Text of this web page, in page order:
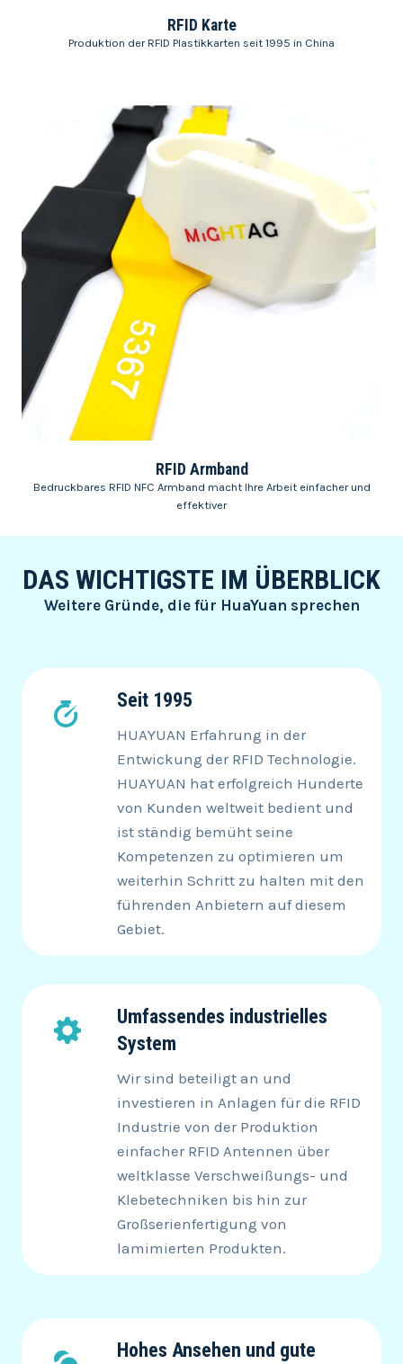
RFID Karte
Produktion der RFID Plastikkarten seit 1995 in China
RFID Armband
Bedruckbares RFID NFC Armband macht Ihre Arbeit einfacher und
effektiver
DAS WICHTIGSTE IM ÜBERBLICK
Weitere Gründe, die für HuaYuan sprechen
Seit 1995
HUAYUAN Erfahrung in der
Entwickung der RFID Technologie.
HUAYUAN hat erfolgreich Hunderte
von Kunden weltweit bedient und
ist ständig bemüht seine
Kompetenzen zu optimieren um
weiterhin Schritt zu halten mit den
führenden Anbietern auf diesem
Gebiet.
Umfassendes industrielles
System
Wir sind beteiligt an und
investieren in Anlagen für die RFID
Industrie von der Produktion
einfacher RFID Antennen über
weltklasse Verschweißungs- und
Klebetechniken bis hin zur
Großserienfertigung von
lamimierten Produkten.
Hohes Ansehen und gute